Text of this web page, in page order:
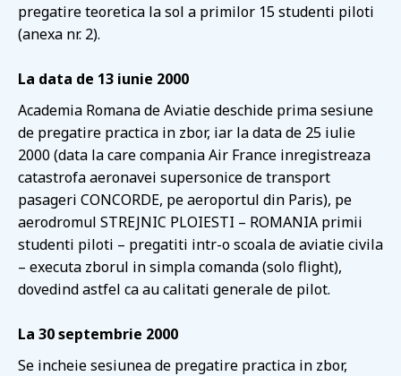
pregatire teoretica la sol a primilor 15 studenti piloti
(anexa nr. 2).
La data de 13 iunie 2000
Academia Romana de Aviatie deschide prima sesiune
de pregatire practica in zbor, iar la data de 25 iulie
2000 (data la care compania Air France inregistreaza
catastrofa aeronavei supersonice de transport
pasageri CONCORDE, pe aeroportul din Paris), pe
aerodromul STREJNIC PLOIESTI – ROMANIA primii
studenti piloti – pregatiti intr-o scoala de aviatie civila
– executa zborul in simpla comanda (solo flight),
dovedind astfel ca au calitati generale de pilot.
La 30 septembrie 2000
Se incheie sesiunea de pregatire practica in zbor,